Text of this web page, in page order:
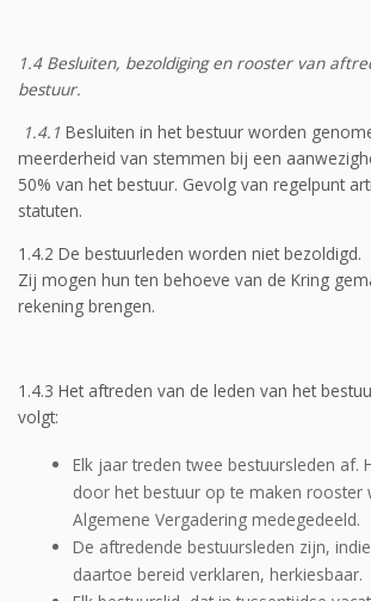
1.4 Besluiten, bezoldiging en rooster van
bestuur.
1.4.1 Besluiten in het bestuur worden
meerderheid van stemmen bij een
50% van het bestuur. Gevolg van regelpunt
statuten.
1.4.2 De bestuurleden worden niet bezoldigd.
Zij mogen hun ten behoeve van de Kring
rekening brengen.
1.4.3 Het aftreden van de leden van het
volgt:
Elk jaar treden twee bestuursleden af.
door het bestuur op te maken rooster
Algemene Vergadering medegedeeld.
De aftredende bestuursleden zijn,
daartoe bereid verklaren, herkiesbaar.